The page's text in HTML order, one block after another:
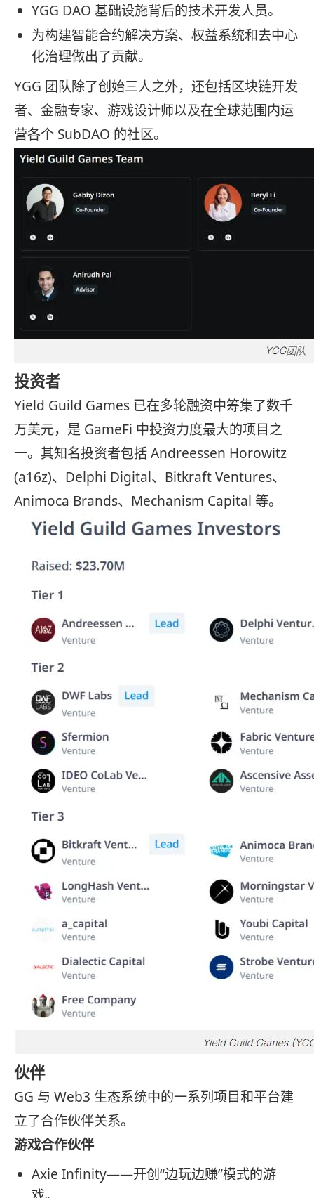
YGG DAO 基础设施背后的技术开发人员。
为构建智能合约解决方案、权益系统和去中心
化治理做出了贡献。
YGG 团队除了创始三人之外，还包括区块链开发
者、金融专家、游戏设计师以及在全球范围内运
营各个 SubDAO 的社区。
投资者
Yield Guild Games 已在多轮融资中筹集了数千
万美元，是 GameFi 中投资力度最大的项目之
一。其知名投资者包括 Andreessen Horowitz
(a16z)、Delphi Digital、Bitkraft Ventures、
Animoca Brands、Mechanism Capital 等。
伙伴
GG 与 Web3 生态系统中的一系列项目和平台建
立了合作伙伴关系。
游戏合作伙伴
Axie Infinity——开创​​“边玩边赚”模式的游